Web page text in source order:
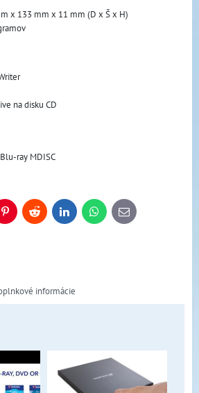
x 133 mm x 11 mm (D x Š x H)
na disku CD
ray MDISC
PinterestReddit LinkedInWhatsApp
E-
mail
informácie